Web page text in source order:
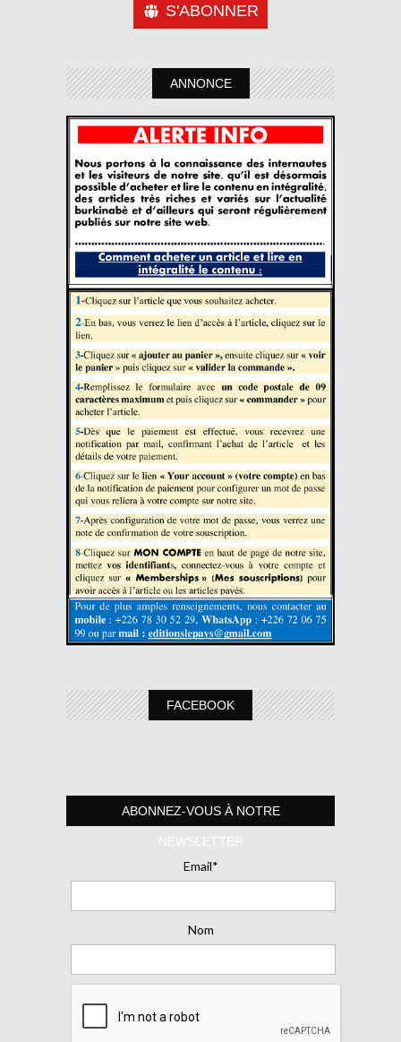
S'ABONNER
ANNONCE
FACEBOOK
ABONNEZ-VOUS À NOTRE
NEWSLETTER
Email*
Nom